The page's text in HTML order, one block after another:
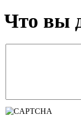
Что вы